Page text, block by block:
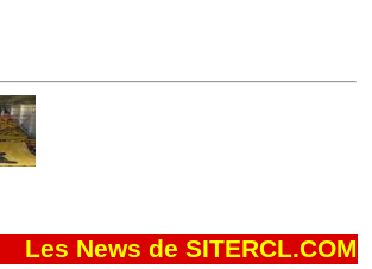
Les News de SITERCL.COM